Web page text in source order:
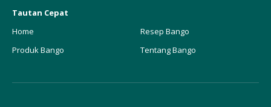
Tautan Cepat
Home
Produk Bango
Resep Bango
Tentang Bango